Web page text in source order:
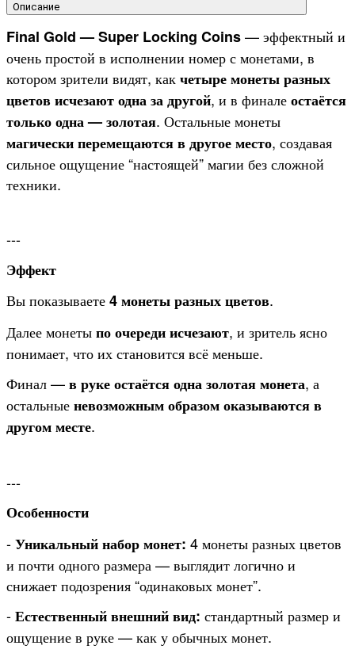
Описание
Final Gold — Super Locking Coins— эффектный и
очень простой в исполнении номер с монетами, в
котором зрители видят, какчетыре монеты разных
цветов исчезают одна за другой, и в финалеостаётся
только одна — золотая. Остальные монеты
магически перемещаются в другое место, создавая
сильное ощущение “настоящей” магии без сложной
техники.
---
Эффект
Вы показываете4 монеты разных цветов.
Далее монетыпо очереди исчезают, и зритель ясно
понимает, что их становится всё меньше.
Финал —в руке остаётся одна золотая монета, а
остальныеневозможным образом оказываются в
другом месте.
---
Особенности
-Уникальный набор монет: 4 монеты разных цветов
и почти одного размера — выглядит логично и
снижает подозрения “одинаковых монет”.
-Естественный внешний вид: стандартный размер и
ощущение в руке — как у обычных монет.